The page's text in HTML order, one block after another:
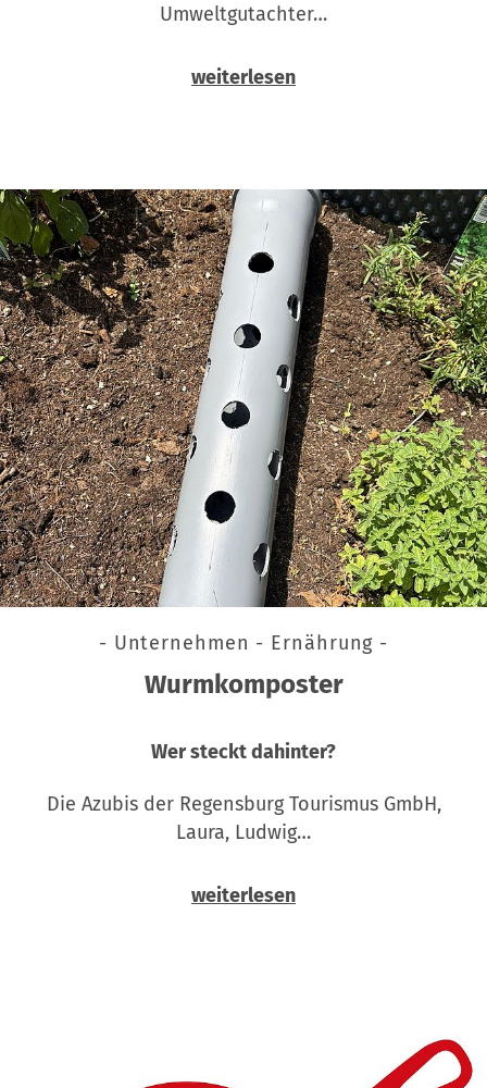
Umweltgutachter…
weiterlesen
- Unternehmen - Ernährung -
Wurmkomposter
Wer steckt dahinter?
Die Azubis der Regensburg Tourismus GmbH,
Laura, Ludwig…
weiterlesen